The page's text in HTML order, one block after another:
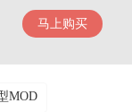
马上购买
MOD